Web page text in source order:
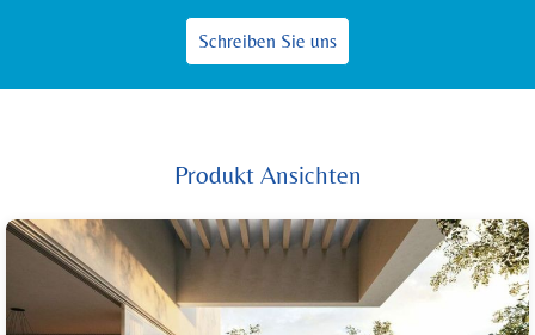
Schreiben Sie uns
Produkt Ansichten